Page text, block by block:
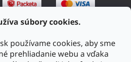
súbory cookies.
používame cookies, aby sme
prehliadanie webu a vďaka